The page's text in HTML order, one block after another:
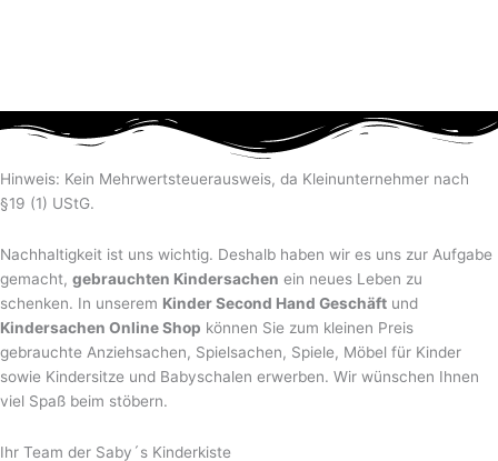
Hinweis: Kein Mehrwertsteuerausweis, da Kleinunternehmer nach
§19 (1) UStG.
Nachhaltigkeit ist uns wichtig. Deshalb haben wir es uns zur Aufgabe
gemacht, gebrauchten Kindersachen ein neues Leben zu
schenken. In unserem Kinder Second Hand Geschäft und
Kindersachen Online Shop können Sie zum kleinen Preis
gebrauchte Anziehsachen, Spiel­sachen, Spiele, Möbel für Kinder
sowie Kindersitze und Babyschalen erwerben. Wir wünschen Ihnen
viel Spaß beim stöbern.
Ihr Team der Saby´s Kinderkiste